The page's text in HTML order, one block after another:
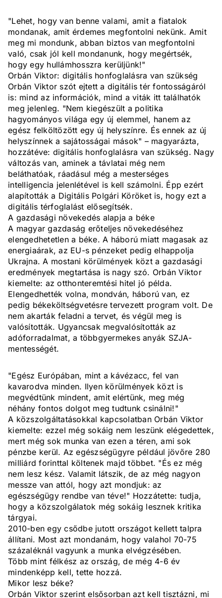
"Lehet, hogy van benne valami, amit a fiatalok
mondanak, amit érdemes megfontolni nekünk. Amit
meg mi mondunk, abban biztos van megfontolni
való, csak jól kell mondanunk, hogy megértsék,
hogy egy hullámhosszra kerüljünk!"
Orbán Viktor: digitális honfoglalásra van szükség
Orbán Viktor szót ejtett a digitális tér fontosságáról
is: mind az információk, mind a viták itt találhatók
meg jelenleg. "Nem kiegészült a politika
hagyományos világa egy új elemmel, hanem az
egész felköltözött egy új helyszínre. És ennek az új
helyszínnek a sajátosságai mások" – magyarázta,
hozzátéve: digitális honfoglalásra van szükség. Nagy
változás van, aminek a távlatai még nem
beláthatóak, ráadásul még a mesterséges
intelligencia jelenlétével is kell számolni. Épp ezért
alapították a Digitális Polgári Köröket is, hogy ezt a
digitális térfoglalást elősegítsék.
A gazdasági növekedés alapja a béke
A magyar gazdaság erőteljes növekedéséhez
elengedhetetlen a béke. A háború miatt magasak az
energiaárak, az EU-s pénzeket pedig elhappolja
Ukrajna. A mostani körülmények közt a gazdasági
eredmények megtartása is nagy szó. Orbán Viktor
kiemelte: az otthonteremtési hitel jó példa.
Elengedhették volna, mondván, háború van, ez
pedig békeköltségvetésre tervezett program volt. De
nem akarták feladni a tervet, és végül meg is
valósították. Ugyancsak megvalósították az
adóforradalmat, a többgyermekes anyák SZJA-
mentességét.
"Egész Európában, mint a kávézacc, fel van
kavarodva minden. Ilyen körülmények közt is
megvédtünk mindent, amit elértünk, meg még
néhány fontos dolgot meg tudtunk csinálni!"
A közszolgáltatásokkal kapcsolatban Orbán Viktor
kiemelte: ezzel még sokáig nem leszünk elégedettek,
mert még sok munka van ezen a téren, ami sok
pénzbe kerül. Az egészségügyre például jövőre 280
milliárd forinttal költenek majd többet. "És ez még
nem lesz kész. Valamit látszik, de az még nagyon
messze van attól, hogy azt mondjuk: az
egészségügy rendbe van téve!" Hozzátette: tudja,
hogy a közszolgálatok még sokáig lesznek kritika
tárgyai.
2010-ben egy csődbe jutott országot kellett talpra
állítani. Most azt mondanám, hogy valahol 70-75
százaléknál vagyunk a munka elvégzésében.
Több mint félkész az ország, de még 4-6 év
mindenképp kell, tette hozzá.
Mikor lesz béke?
Orbán Viktor szerint elsősorban azt kell tisztázni, mi